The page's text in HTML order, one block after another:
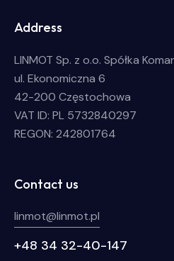
Address
LINMOT Sp. z o.o. Spółka
ul. Ekonomiczna 6
42-200 Częstochowa
VAT ID: PL 5732840297
REGON: 242801764
Contact us
linmot@linmot.pl
+48 34 32-40-147